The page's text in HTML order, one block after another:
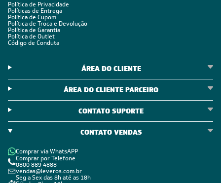
Política de Privacidade
Políticas de Entrega
Política de Cupom
Política de Troca e Devolução
Política de Garantia
Política de Outlet
Código de Conduta
ÁREA DO CLIENTE
ÁREA DO CLIENTE PARCEIRO
CONTATO SUPORTE
CONTATO VENDAS
Comprar via WhatsAPP
Comprar por Telefone
0800 889 4888
vendas@leveros.com.br
Seg a Sex das 8h até as 18h